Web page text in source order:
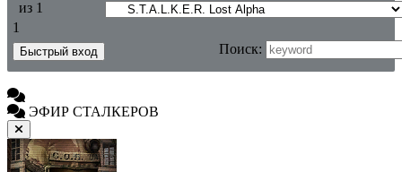
из 1
1
Поиск:
ЭФИР СТАЛКЕРОВ